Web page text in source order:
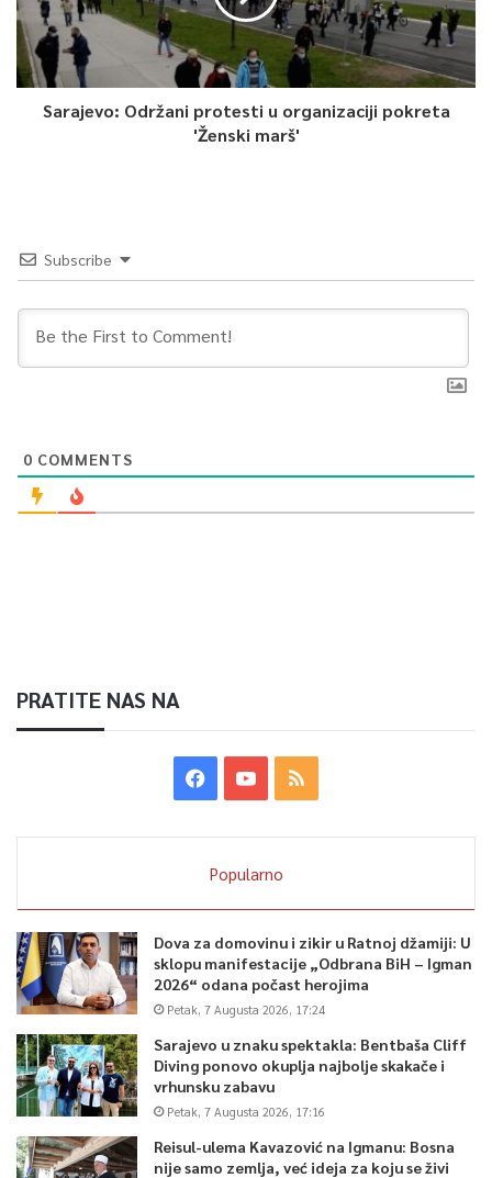
Sarajevo: Održani protesti u organizaciji pokreta
'Ženski marš'
Subscribe
0 COMMENTS
PRATITE NAS NA
Popularno
Dova za domovinu i zikir u Ratnoj džamiji: U
sklopu manifestacije „Odbrana BiH – Igman
2026“ odana počast herojima
Petak, 7 Augusta 2026, 17:24
Sarajevo u znaku spektakla: Bentbaša Cliff
Diving ponovo okuplja najbolje skakače i
vrhunsku zabavu
Petak, 7 Augusta 2026, 17:16
Reisul-ulema Kavazović na Igmanu: Bosna
nije samo zemlja, već ideja za koju se živi